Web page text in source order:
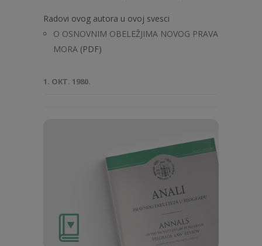
Radovi ovog autora u ovoj svesci
O OSNOVNIM OBELEŽJIMA NOVOG PRAVA
MORA (PDF)
1. OKT. 1980.